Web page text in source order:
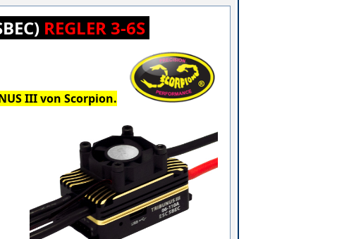
REGLER 3-6S
III von Scorpion.